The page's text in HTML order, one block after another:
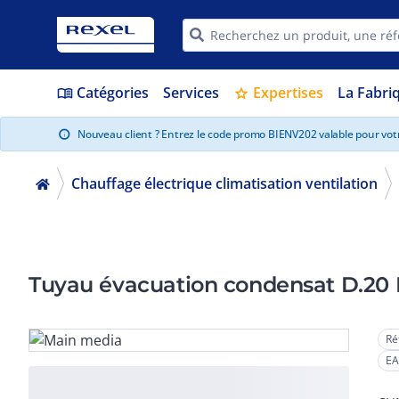
menu_book Catégories Services star Expertises La
info Nouveau client ? Entrez le code promo BIENV202 valable pour
Chauffage électrique climatisation ventilation
Tuyau évacuation condensat